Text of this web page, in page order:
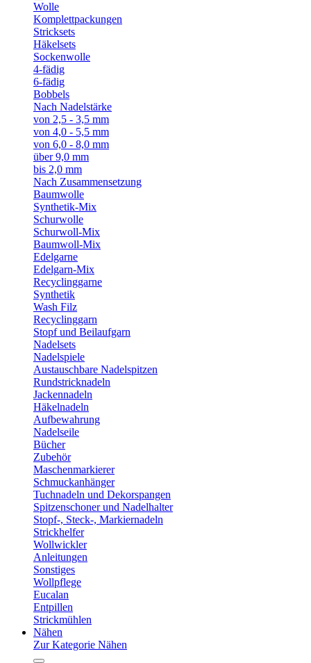
Wolle
Komplettpackungen
Stricksets
Häkelsets
Sockenwolle
4-fädig
6-fädig
Bobbels
Nach Nadelstärke
von 2,5 - 3,5 mm
von 4,0 - 5,5 mm
von 6,0 - 8,0 mm
über 9,0 mm
bis 2,0 mm
Nach Zusammensetzung
Baumwolle
Synthetik-Mix
Schurwolle
Schurwoll-Mix
Baumwoll-Mix
Edelgarne
Edelgarn-Mix
Recyclinggarne
Synthetik
Wash Filz
Recyclinggarn
Stopf und Beilaufgarn
Nadelsets
Nadelspiele
Austauschbare Nadelspitzen
Rundstricknadeln
Jackennadeln
Häkelnadeln
Aufbewahrung
Nadelseile
Bücher
Zubehör
Maschenmarkierer
Schmuckanhänger
Tuchnadeln und Dekorspangen
Spitzenschoner und Nadelhalter
Stopf-, Steck-, Markiernadeln
Strickhelfer
Wollwickler
Anleitungen
Sonstiges
Wollpflege
Eucalan
Entpillen
Strickmühlen
Nähen
Zur Kategorie Nähen